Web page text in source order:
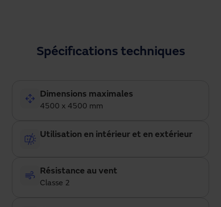
Spécifications techniques
Dimensions maximales
4500 x 4500 mm
Utilisation en intérieur et en extérieur
Résistance au vent
Classe 2